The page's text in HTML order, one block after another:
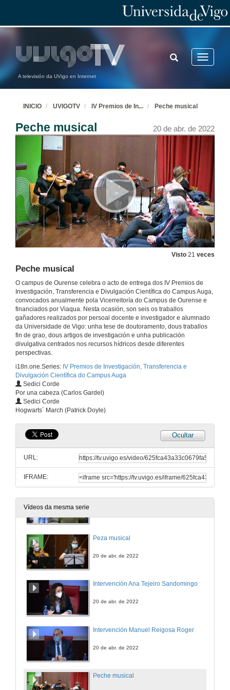
A televisión da UVigo en Internet
Toggle
TOGGLE
SEARCH
INICIO UVIGOTV IV Premios de In... Peche musical
Peche musical 20 de abr. de 2022
Visto 21 veces
Peche musical
O campus de Ourense celebra o acto de entrega dos IV Premios de
Investigación, Transferencia e Divulgación Científica do Campus Auga,
convocados anualmente pola Vicerreitoría do Campus de Ourense e
financiados por Viaqua. Nesta ocasión, son seis os traballos
gañadores realizados por persoal docente e investigador e alumnado
da Universidade de Vigo: unha tese de doutoramento, dous traballos
fin de grao, dous artigos de investigación e unha publicación
divulgativa centrados nos recursos hídricos desde diferentes
perspectivas.
i18n.one.Series: IV Premios de Investigación, Transferencia e
Divulgación Científica do Campus Auga
Sedici Corde
Por una cabeza (Carlos Gardel)
Sedici Corde
Hogwarts´ March (Patrick Doyle)
Ocultar
URL:
IFRAME:
Vídeos da mesma serie
Foron galardoados seis traballos de investigación, transferencia e divulgación científica
8 de abr. de 2022
20 de abr. de 2022
20 de abr. de 2022
Foron galardoados seis traballos de investigación, transferencia e divulgación científica
Peza musical
20 de abr. de 2022
Intervención Ana Tejeiro Sandomingo
20 de abr. de 2022
Intervención Manuel Reigosa Roger
20 de abr. de 2022
Peche musical